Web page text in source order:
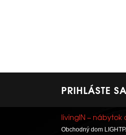
PRIHLÁSTE
livingIN – nábytok
Obchodný dom